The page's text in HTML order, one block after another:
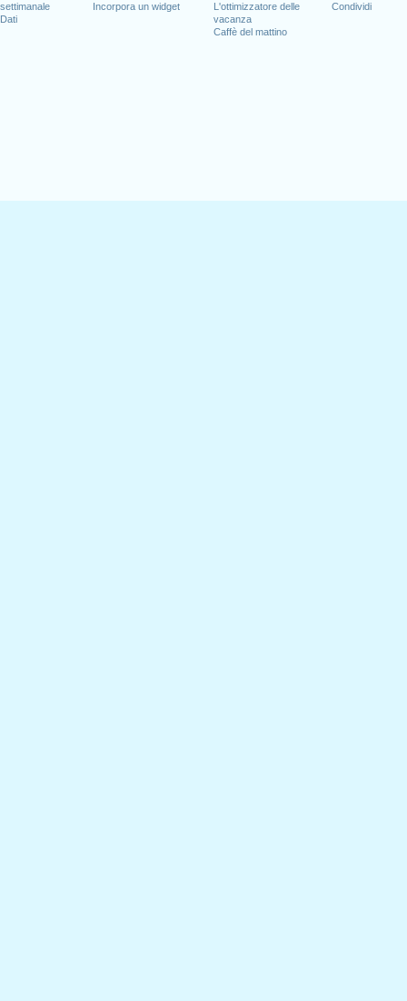
settimanale
Dati
Incorpora un widget
L'ottimizzatore delle
vacanza
Caffè del mattino
Condividi